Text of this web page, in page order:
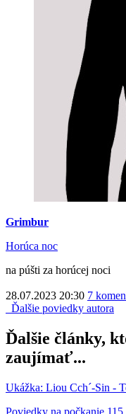
Grimbur
Horúca noc
na púšti za horúcej noci
28.07.2023 20:30 7
Ďalšie poviedky autora
Ďalšie články,
zaujímať...
Ukážka: Liou Cch´-Sin -
Poviedky na počkanie